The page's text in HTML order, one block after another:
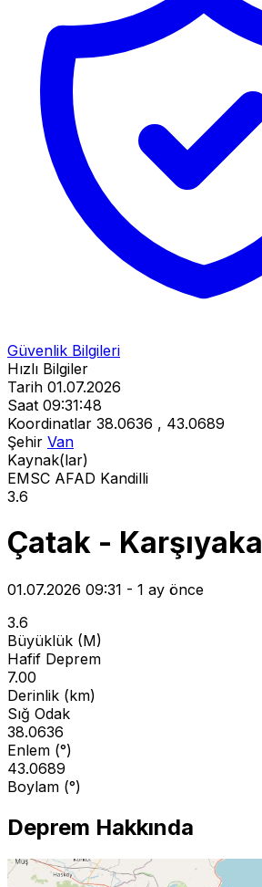
Güvenlik Bilgileri
Hızlı Bilgiler
Tarih 01.07.2026
Saat 09:31:48
Koordinatlar 38.0636 , 43.0689
Şehir Van
Kaynak(lar)
EMSC AFAD Kandilli
3.6
Çatak - Karşıyaka
01.07.2026 09:31 - 1 ay önce
3.6
Büyüklük (M)
Hafif Deprem
7.00
Derinlik (km)
Sığ Odak
38.0636
Enlem (°)
43.0689
Boylam (°)
Deprem Hakkında